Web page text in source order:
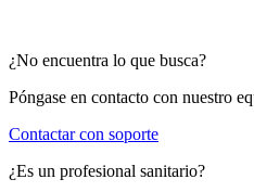
¿No encuentra lo que busca?
Póngase en contacto con nuestro
Contactar con soporte
¿Es un profesional sanitario?